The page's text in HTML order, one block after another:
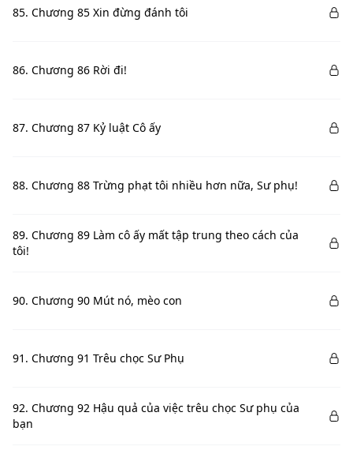
85. Chương 85 Xin đừng đánh tôi
86. Chương 86 Rời đi!
87. Chương 87 Kỷ luật Cô ấy
88. Chương 88 Trừng phạt tôi nhiều hơn nữa, Sư phụ!
89. Chương 89 Làm cô ấy mất tập trung theo cách của
tôi!
90. Chương 90 Mút nó, mèo con
91. Chương 91 Trêu chọc Sư Phụ
92. Chương 92 Hậu quả của việc trêu chọc Sư phụ của
bạn